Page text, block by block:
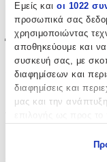
Εμείς και οι 1022
προσωπικά σας
χρησιμοποιώντας
αποθηκεύουμε και
συσκευή σας, με
διαφημίσεων και
διαφημίσεις και
μας και την
Όχι
Έξτρα
Νυφικά
Όχι